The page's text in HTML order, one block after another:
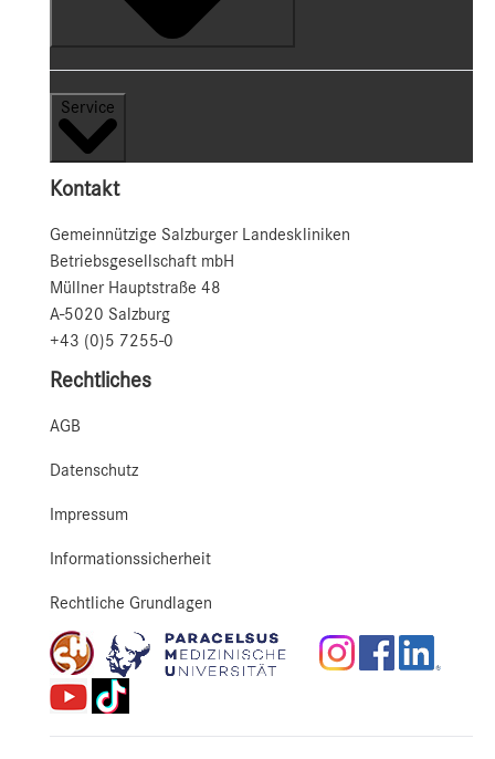
Service
Kontakt
Gemeinnützige Salzburger Landeskliniken
Betriebsgesellschaft mbH
Müllner Hauptstraße 48
A-5020 Salzburg
+43 (0)5 7255-0
Rechtliches
AGB
Datenschutz
Impressum
Informationssicherheit
Rechtliche Grundlagen